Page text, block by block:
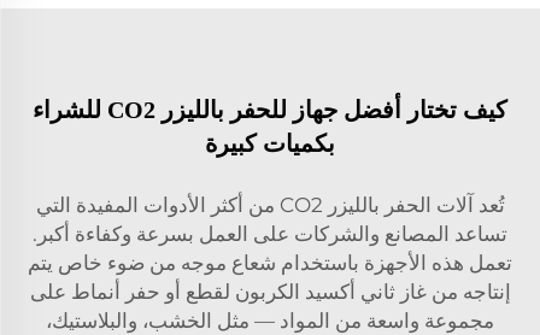
كيف تختار أفضل جهاز للحفر بالليزر CO2 للشراء
بكميات كبيرة
تُعد آلات الحفر بالليزر CO2 من أكثر الأدوات المفيدة التي
تساعد المصانع والشركات على العمل بسرعة وكفاءة أكبر.
تعمل هذه الأجهزة باستخدام شعاع موجه من ضوء خاص يتم
إنتاجه من غاز ثاني أكسيد الكربون لقطع أو حفر أنماط على
مجموعة واسعة من المواد — مثل الخشب، والبلاستيك،